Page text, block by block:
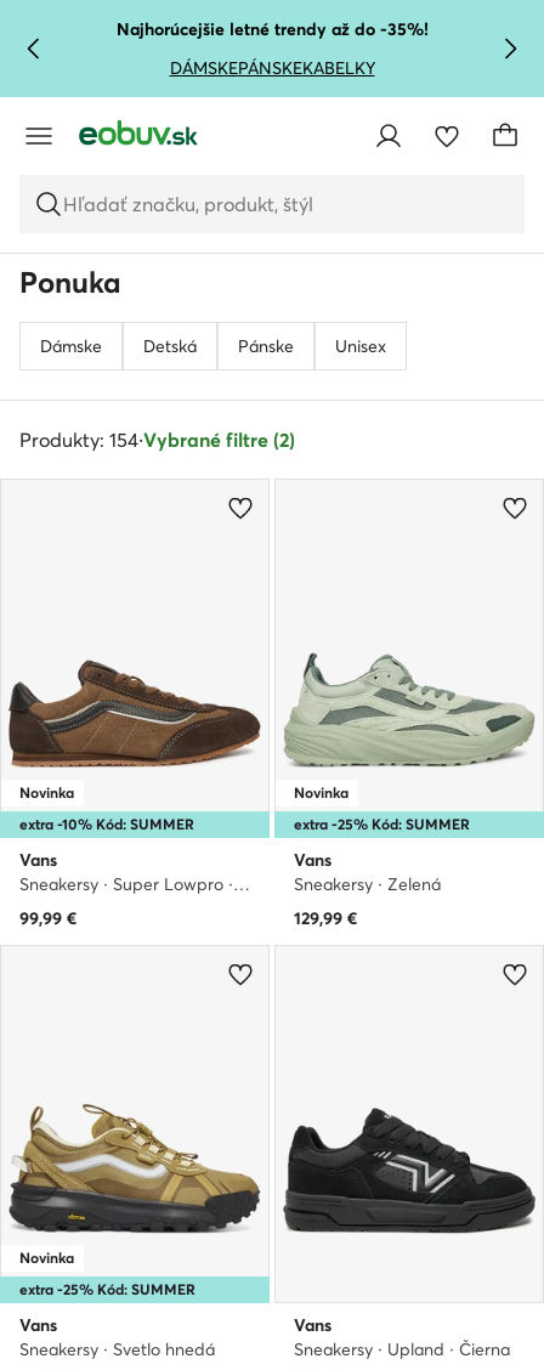
PREJSŤ NA HLAVNÝ OBSAH
PREJSŤ NA VYHĽADÁVANIE
Najhorúcejšie letné trendy až do -35%!
DÁMSKEPÁNSKEKABELKY
Hľadať značku, produkt, štýl
Ponuka
Dámske Detská Pánske Unisex
Produkty: 154·Vybrané filtre (2)
extra -10% Kód: SUMMER
Novinka
Vans
Sneakersy · Super Lowpro · Hnedá
99,99 €
extra -25% Kód: SUMMER
Novinka
Vans
Sneakersy · Zelená
129,99 €
extra -25% Kód: SUMMER
Novinka
Vans
Sneakersy · Svetlo hnedá
Vans
Sneakersy · Upland · Čierna